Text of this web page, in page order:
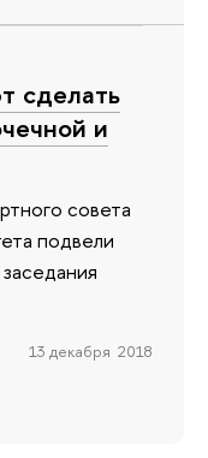
сделать
и
совета
подвели
13 декабря 2018